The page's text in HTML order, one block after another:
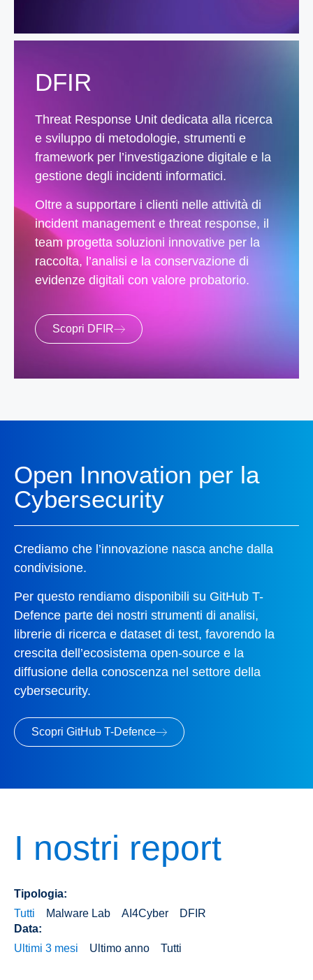
DFIR
Threat Response Unit dedicata alla ricerca
e sviluppo di metodologie, strumenti e
framework per l’investigazione digitale e la
gestione degli incidenti informatici.
Oltre a supportare i clienti nelle attività di
incident management e threat response, il
team progetta soluzioni innovative per la
raccolta, l’analisi e la conservazione di
evidenze digitali con valore probatorio.
Scopri DFIR
Open Innovation per la
Cybersecurity
Crediamo che l’innovazione nasca anche dalla
condivisione.
Per questo rendiamo disponibili su GitHub T-
Defence parte dei nostri strumenti di analisi,
librerie di ricerca e dataset di test, favorendo la
crescita dell’ecosistema open-source e la
diffusione della conoscenza nel settore della
cybersecurity.
Scopri GitHub T-Defence
I nostri report
Tipologia:
Tutti
Malware Lab AI4Cyber
DFIR
Data:
Ultimi 3 mesi
Ultimo anno Tutti